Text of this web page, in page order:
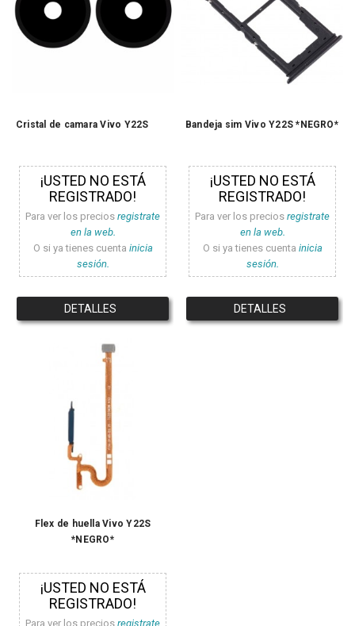
Cristal de camara Vivo Y22S
¡USTED NO ESTÁ
REGISTRADO!
Para ver los precios registrate
en la web.
O si ya tienes cuenta inicia
sesión.
DETALLES
Bandeja sim Vivo Y22S *NEGRO*
¡USTED NO ESTÁ
REGISTRADO!
Para ver los precios registrate
en la web.
O si ya tienes cuenta inicia
sesión.
DETALLES
Flex de huella Vivo Y22S
*NEGRO*
¡USTED NO ESTÁ
REGISTRADO!
Para ver los precios registrate